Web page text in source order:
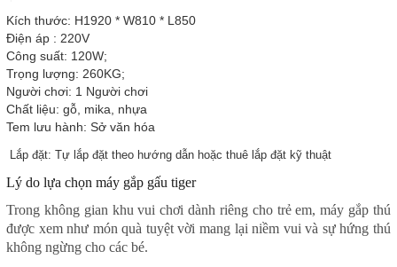
Kích thước: H1920 * W810 * L850
Điện áp : 220V
Công suất: 120W;
Trọng lượng: 260KG;
Người chơi: 1 Người chơi
Chất liệu: gỗ, mika, nhựa
Tem lưu hành: Sở văn hóa
Lắp đặt: Tự lắp đặt theo hướng dẫn hoặc thuê lắp đặt kỹ thuật
Lý do lựa chọn máy gắp gấu tiger
Trong không gian khu vui chơi dành riêng cho trẻ em, máy gắp thú
được xem như món quà tuyệt vời mang lại niềm vui và sự hứng thú
không ngừng cho các bé.